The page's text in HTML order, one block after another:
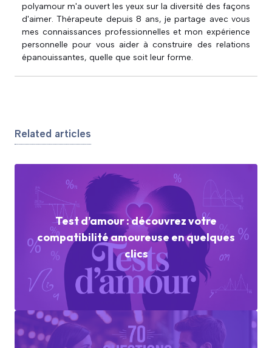
polyamour m'a ouvert les yeux sur la diversité des façons
d'aimer. Thérapeute depuis 8 ans, je partage avec vous
mes connaissances professionnelles et mon expérience
personnelle pour vous aider à construire des relations
épanouissantes, quelle que soit leur forme.
Related articles
Test d’amour : découvrez votre
compatibilité amoureuse en quelques
clics